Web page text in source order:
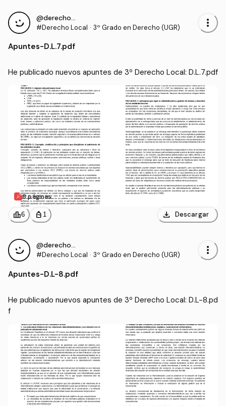
@derecho_cp
#Derecho Local · 3º Grado en Derecho (UGR) more_vert
Apuntes-D.L.7.pdf
He publicado nuevos apuntes de 3º Derecho Local: D.L.7.pdf
8 páginas
leaderboard6 personal_bag 1 download Descargar
@derecho_cp
#Derecho Local · 3º Grado en Derecho (UGR) more_vert
Apuntes-D.L-8.pdf
He publicado nuevos apuntes de 3º Derecho Local: D.L-8.pd
f